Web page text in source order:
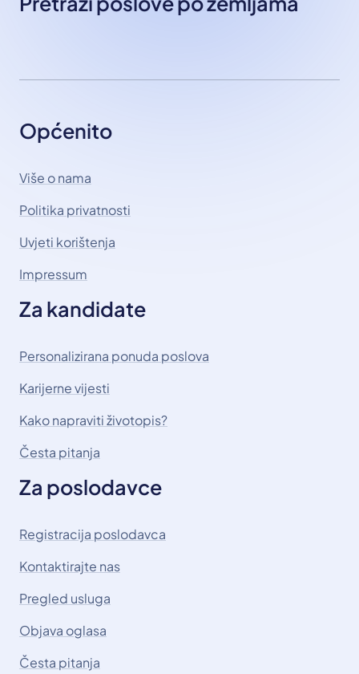
Općenito
Više o nama
Politika privatnosti
Uvjeti korištenja
Impressum
Za kandidate
Personalizirana ponuda poslova
Karijerne vijesti
Kako napraviti životopis?
Česta pitanja
Za poslodavce
Registracija poslodavca
Kontaktirajte nas
Pregled usluga
Objava oglasa
Česta pitanja